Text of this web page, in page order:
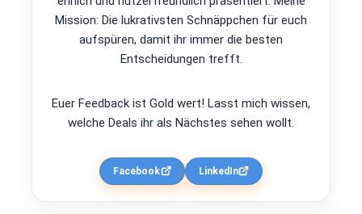
Mission: Die lukrativsten Schnäppchen für euch
aufspüren, damit ihr immer die besten
Entscheidungen trefft.
Euer Feedback ist Gold wert! Lasst mich wissen,
welche Deals ihr als Nächstes sehen wollt.
Facebook LinkedIn